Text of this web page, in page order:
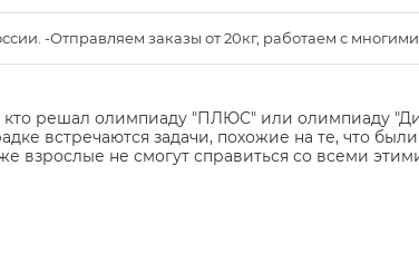
-Отправляем заказы от 20кг, работаем с
кто решал олимпиаду "ПЛЮС" или олимпиаду
встречаются задачи, похожие на те, что
взрослые не смогут справиться со всеми